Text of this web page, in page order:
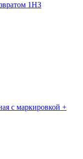
1НЗ
с маркировкой +